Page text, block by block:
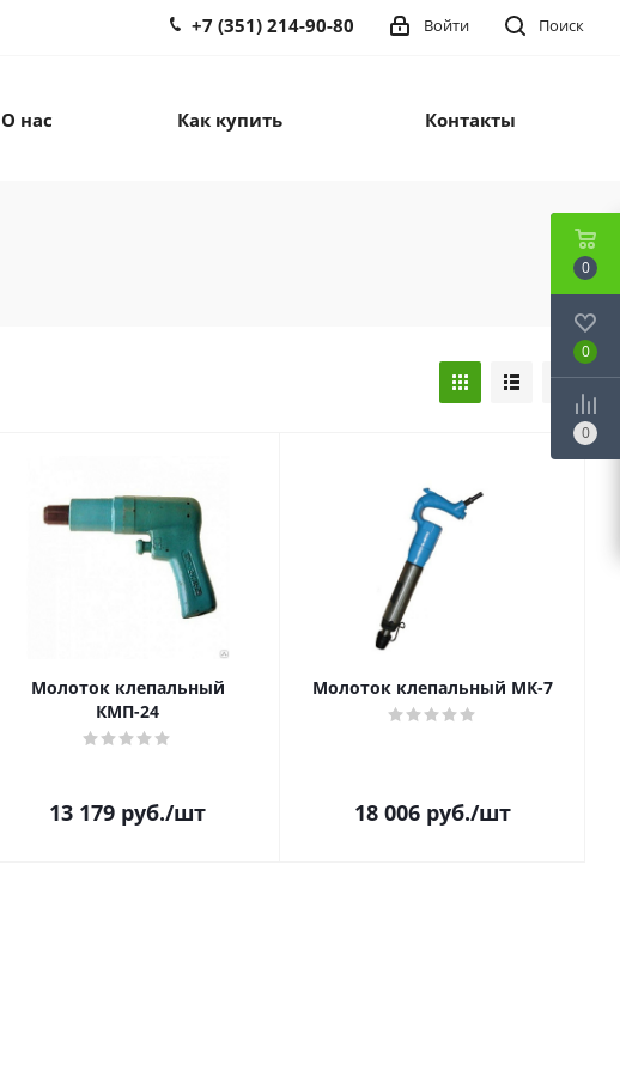
Поиск
Войти
+7 (351) 214-90-80
О нас Как купить Контакты
Молоток клепальный
КМП-24
13 179 руб./шт
Молоток клепальный МК-7
18 006 руб./шт
0
0
0